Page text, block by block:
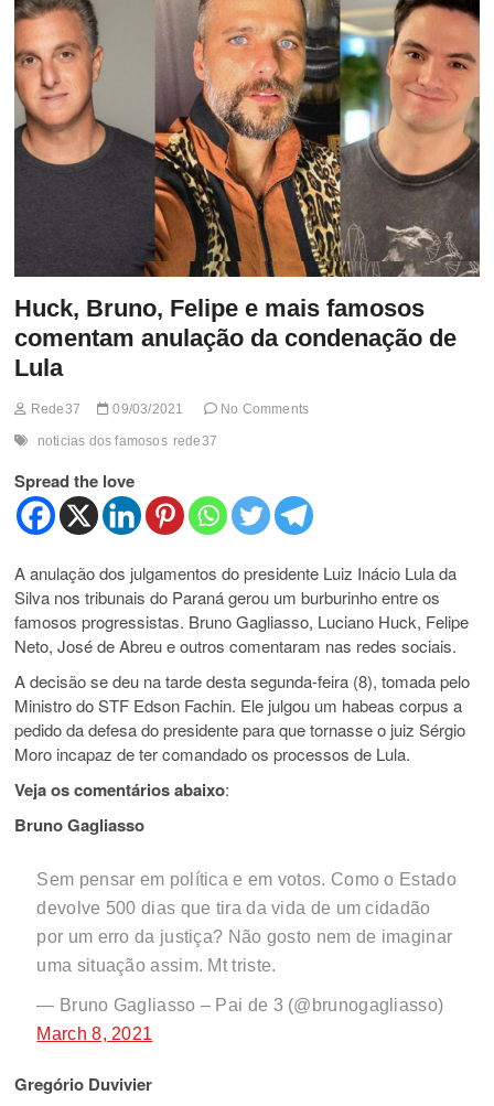
t
o
Huck, Bruno, Felipe e mais famosos
comentam anulação da condenação de
Lula
Rede37 09/03/2021 No Comments
noticias dos famosos rede37
Spread the love
A anulação dos julgamentos do presidente Luiz Inácio Lula da
Silva nos tribunais do Paraná gerou um burburinho entre os
famosos progressistas. Bruno Gagliasso, Luciano Huck, Felipe
Neto, José de Abreu e outros comentaram nas redes sociais.
A decisão se deu na tarde desta segunda-feira (8), tomada pelo
Ministro do STF Edson Fachin. Ele julgou um habeas corpus a
pedido da defesa do presidente para que tornasse o juiz Sérgio
Moro incapaz de ter comandado os processos de Lula.
Veja os comentários abaixo:
Bruno Gagliasso
Sem pensar em política e em votos. Como o Estado
devolve 500 dias que tira da vida de um cidadão
por um erro da justiça? Não gosto nem de imaginar
uma situação assim. Mt triste.
— Bruno Gagliasso – Pai de 3 (@brunogagliasso)
March 8, 2021
Gregório Duvivier